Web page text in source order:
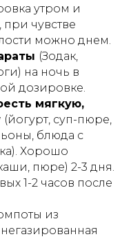
утром и
чувстве
можно днем.
(Зодак,
на ночь в
дозировке.
мягкую,
(йогурт, суп-пюре,
блюда с
Хорошо
пюре) 2-3 дня.
1-2 часов после
из